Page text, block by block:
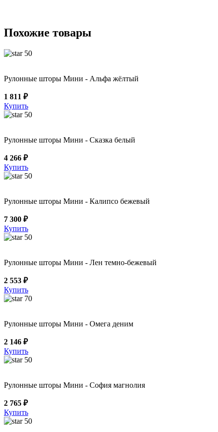
Похожие товары
50
Рулонные шторы Мини - Альфа жёлтый
1 811 ₽
Купить
50
Рулонные шторы Мини - Сказка белый
4 266 ₽
Купить
50
Рулонные шторы Мини - Калипсо бежевый
7 300 ₽
Купить
50
Рулонные шторы Мини - Лен темно-бежевый
2 553 ₽
Купить
70
Рулонные шторы Мини - Омега деним
2 146 ₽
Купить
50
Рулонные шторы Мини - София магнолия
2 765 ₽
Купить
50